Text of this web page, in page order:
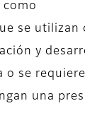
como
se utilizan
y
o se
una